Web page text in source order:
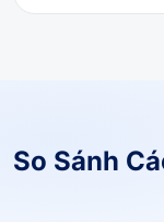
So Sánh